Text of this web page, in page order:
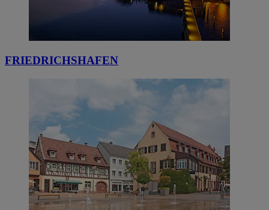
FRIEDRICHSHAFEN